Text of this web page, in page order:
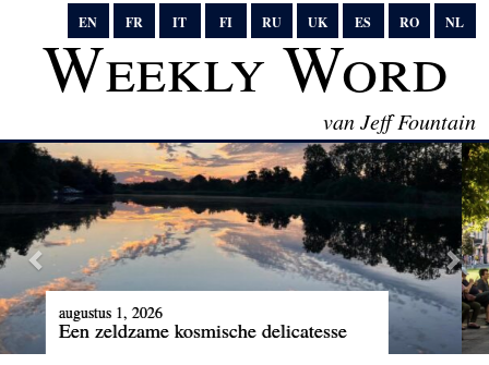
EN FR IT FI RU UK ES RO NL
Weekly Word
van Jeff Fountain